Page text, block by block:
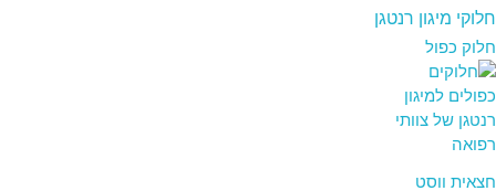
חלוקי מיגון רנטגן
חלוק כפול
חצאית ווסט